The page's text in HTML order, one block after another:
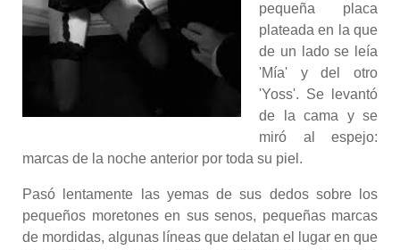
pequeña placa
plateada en la que
de un lado se leía
'Mía' y del otro
'Yoss'. Se levantó
de la cama y se
miró al espejo:
marcas de la noche anterior por toda su piel.
Pasó lentamente las yemas de sus dedos sobre los
pequeños moretones en sus senos, pequeñas marcas
de mordidas, algunas líneas que delatan el lugar en que